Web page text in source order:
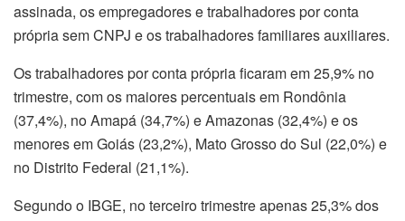
assinada, os empregadores e trabalhadores por conta
própria sem CNPJ e os trabalhadores familiares auxiliares.
Os trabalhadores por conta própria ficaram em 25,9% no
trimestre, com os maiores percentuais em Rondônia
(37,4%), no Amapá (34,7%) e Amazonas (32,4%) e os
menores em Goiás (23,2%), Mato Grosso do Sul (22,0%) e
no Distrito Federal (21,1%).
Segundo o IBGE, no terceiro trimestre apenas 25,3% dos